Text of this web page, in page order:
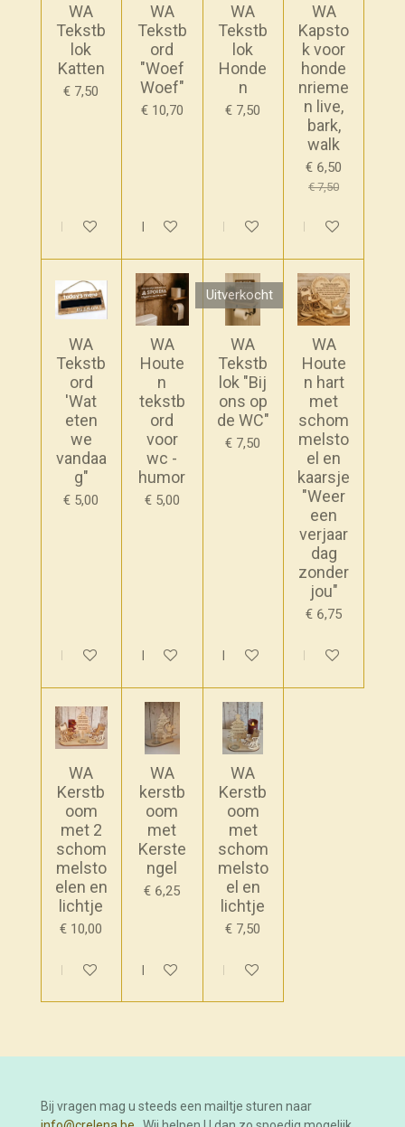
WA
Tekstb
lok
Katten
€ 7,50
In winkelwagen
WA
Tekstb
ord
"Woef
Woef"
€ 10,70
In winkelwagen
WA
Tekstb
lok
Honde
n
€ 7,50
In winkelwagen
WA
Kapsto
k voor
honde
nrieme
n live,
bark,
walk
€ 6,50
€ 7,50
In winkelwagen
WA
Tekstb
ord
'Wat
eten
we
vandaa
g"
€ 5,00
In winkelwagen
WA
Houte
n
tekstb
ord
voor
wc -
humor
€ 5,00
In winkelwagen
Uitverkocht
WA
Tekstb
lok "Bij
ons op
de WC"
€ 7,50
Houd mij op de hoogte
WA
Houte
n hart
met
schom
melsto
el en
kaarsje
"Weer
een
verjaar
dag
zonder
jou"
€ 6,75
In winkelwagen
WA
Kerstb
oom
met 2
schom
melsto
elen en
lichtje
€ 10,00
In winkelwagen
WA
kerstb
oom
met
Kerste
ngel
€ 6,25
In winkelwagen
WA
Kerstb
oom
met
schom
melsto
el en
lichtje
€ 7,50
In winkelwagen
Bij vragen mag u steeds een mailtje sturen naar